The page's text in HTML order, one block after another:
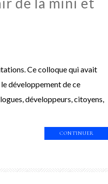
Ce colloque qui avait
développement de ce
développeurs, citoyens,
CONTINUER